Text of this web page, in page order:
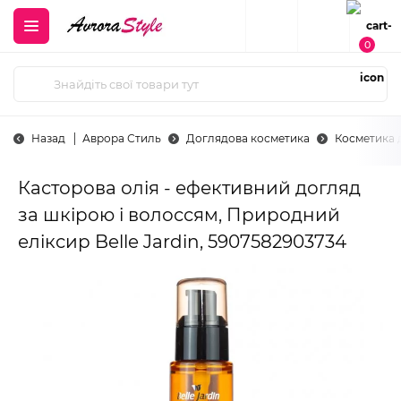
0
Назад Аврора Стиль Доглядова косметика Косметика
Касторова олія - ефективний догляд
за шкірою і волоссям, Природний
еліксир Belle Jardin, 5907582903734